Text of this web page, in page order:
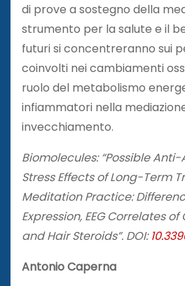
di prove a sostegno della
strumento per la salute e il
futuri si concentreranno sui
coinvolti nei cambiamenti
ruolo del metabolismo
infiammatori nella
invecchiamento.
Biomolecules: “Possible
Stress Effects of Long-Term
Meditation Practice:
Expression, EEG Correlates
and Hair Steroids”. DOI:
Antonio Caperna